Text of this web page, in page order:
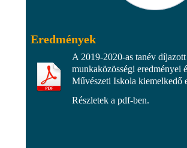
Eredmények
A 2019-2020-as tanév
munkaközösségi eredményei
Művészeti Iskola kiemelkedő
Részletek a pdf-ben.